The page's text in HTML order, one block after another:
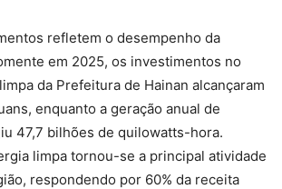
refletem o desempenho da
em 2025, os investimentos no
da Prefeitura de Hainan alcançaram
enquanto a geração anual de
47,7 bilhões de quilowatts-hora.
limpa tornou-se a principal atividade
respondendo por 60% da receita